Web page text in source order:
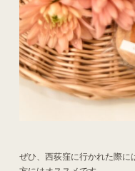
ぜひ、西荻窪に行かれた際に